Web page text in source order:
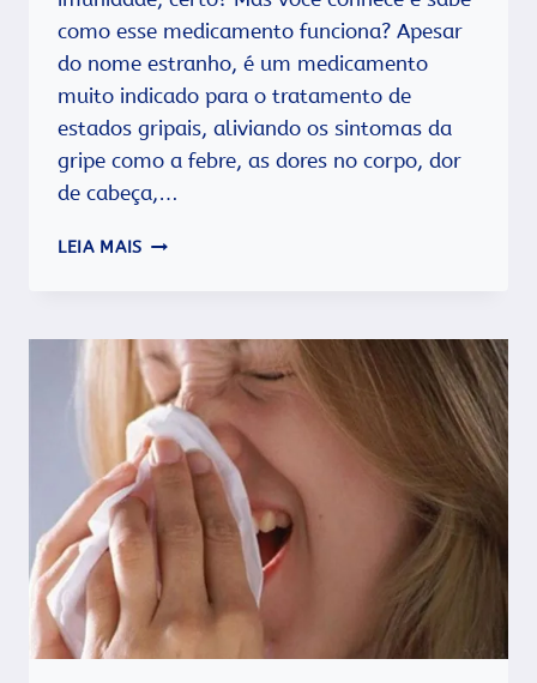
como esse medicamento funciona? Apesar
do nome estranho, é um medicamento
muito indicado para o tratamento de
estados gripais, aliviando os sintomas da
gripe como a febre, as dores no corpo, dor
de cabeça,…
LEIA MAIS OSCILLOCOCCINUM
DESCONTO
ESPECIAL.